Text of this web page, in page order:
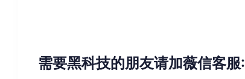
需要黑科技的朋友请加薇信客服: